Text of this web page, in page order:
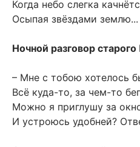
Когда небо слегка
Осыпая звёздами землю...
Ночной разговор
– Мне с тобою хотелось
Всё куда-то, за чем-то
Можно я приглушу за
И устроюсь удобней?